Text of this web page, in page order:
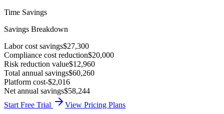
Time Savings
Savings Breakdown
Labor cost savings$27,300
Compliance cost reduction$20,000
Risk reduction value$12,960
Total annual savings$60,260
Platform cost-$2,016
Net annual savings$58,244
Start Free Trial
View Pricing Plans